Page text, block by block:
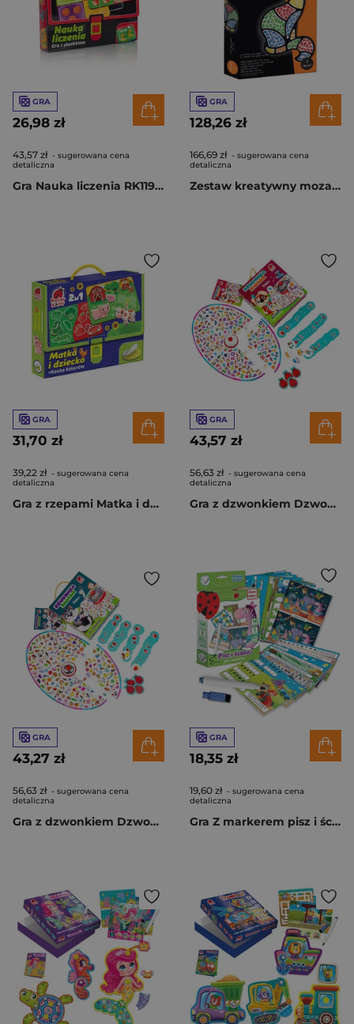
GRA
26,98 zł
43,57 zł - sugerowana cena
detaliczna
Gra Nauka liczenia RK1190-01
GRA
128,26 zł
166,69 zł - sugerowana cena
detaliczna
Zestaw kreatywny mozaika kot poziom 3 MA3002
GRA
31,70 zł
39,22 zł - sugerowana cena
detaliczna
Gra z rzepami Matka i dziecko RK1120-01
GRA
43,57 zł
56,63 zł - sugerowana cena
detaliczna
Gra z dzwonkiem Dzwoniąca zabawa Alfabet RK1180-02
GRA
43,27 zł
56,63 zł - sugerowana cena
detaliczna
Gra z dzwonkiem Dzwoniąca zabawa RK1180-01
GRA
18,35 zł
19,60 zł - sugerowana cena
detaliczna
Gra Z markerem pisz i ścieraj Poziom wysoki RK1020-01